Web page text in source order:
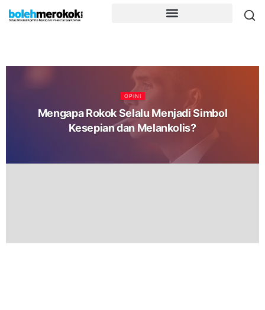
OPINI
Mengapa Rokok Selalu Menjadi Simbol
Kesepian dan Melankolis?